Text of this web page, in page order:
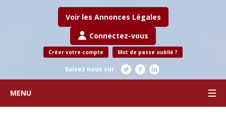
Voir les Annonces Légales
Connectez-vous
Créer votre compte Mot de passe oublié ?
Suivez nous sur
MENU